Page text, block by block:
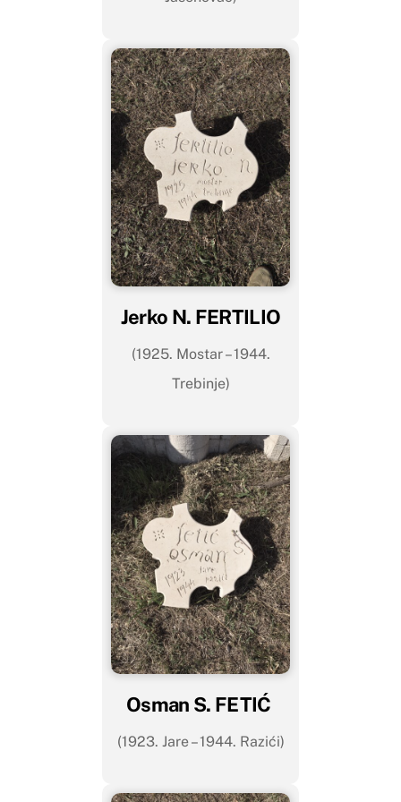
Jerko N. FERTILIO
(1925. Mostar – 1944.
Trebinje)
Osman S. FETIĆ
(1923. Jare – 1944. Razići)